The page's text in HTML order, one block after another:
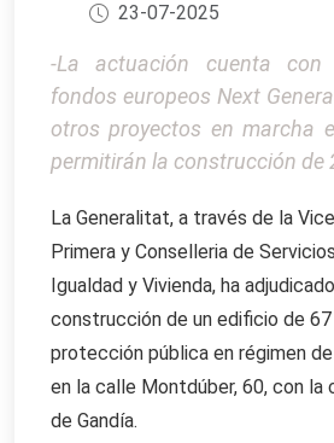
23-07-2025
-La actuación cuenta
fondos europeos Next
otros proyectos en marcha
permitirán la construcción de
La Generalitat, a través de la
Primera y Conselleria de
Igualdad y Vivienda, ha
construcción de un edificio de 67
protección pública en régimen
en la calle Montdúber, 60, con la
de Gandía.